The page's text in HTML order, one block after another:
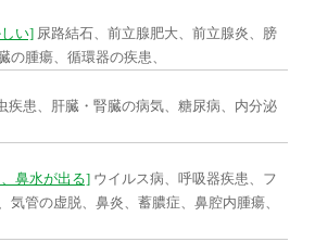
い] 尿路結石、前立腺肥大、前立腺炎、膀
の腫瘍、循環器の疾患、
疾患、肝臓・腎臓の病気、糖尿病、内分泌
鼻水が出る] ウイルス病、呼吸器疾患、フ
気管の虚脱、鼻炎、蓄膿症、鼻腔内腫瘍、